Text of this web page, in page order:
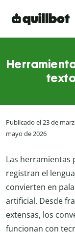
Publicado el 23 de
mayo de 2026
Las herramientas
registran el
convierten en
artificial. Desde
extensas, los
funcionan con